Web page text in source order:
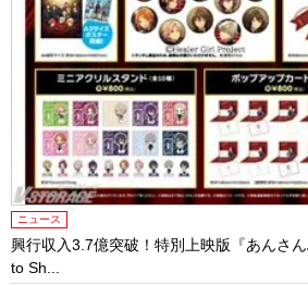
ニュース
興行収入3.7億突破！特別上映版『あんさ
to Sh...